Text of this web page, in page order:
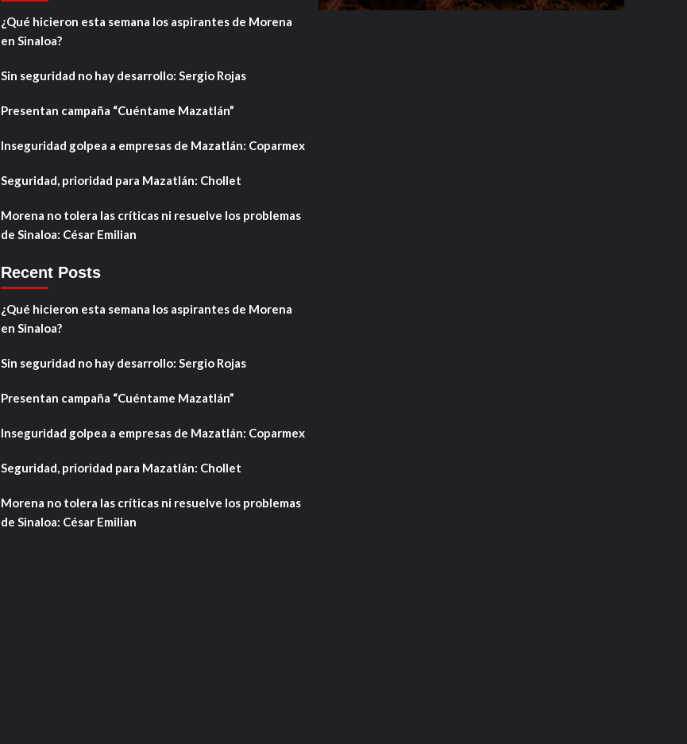
¿Qué hicieron esta semana los aspirantes de Morena
en Sinaloa?
Sin seguridad no hay desarrollo: Sergio Rojas
Presentan campaña “Cuéntame Mazatlán”
Inseguridad golpea a empresas de Mazatlán: Coparmex
Seguridad, prioridad para Mazatlán: Chollet
Morena no tolera las críticas ni resuelve los problemas
de Sinaloa: César Emilian
Recent Posts
¿Qué hicieron esta semana los aspirantes de Morena
en Sinaloa?
Sin seguridad no hay desarrollo: Sergio Rojas
Presentan campaña “Cuéntame Mazatlán”
Inseguridad golpea a empresas de Mazatlán: Coparmex
Seguridad, prioridad para Mazatlán: Chollet
Morena no tolera las críticas ni resuelve los problemas
de Sinaloa: César Emilian